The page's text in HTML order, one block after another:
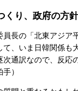
くり、政府の方
の「北東アジア
、いま日韓関係も
通訳なので、反
）